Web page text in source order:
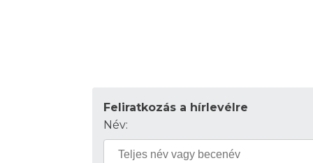
Feliratkozás a hírlevélre
Név: